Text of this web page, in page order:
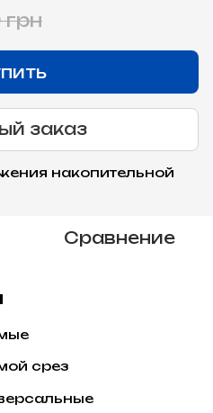
заказ
накопительной
Сравнение
срез